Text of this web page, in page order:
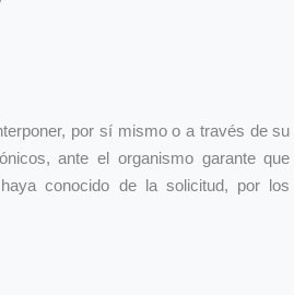
por sí mismo o a través de su
ante el organismo garante que
conocido de la solicitud, por los